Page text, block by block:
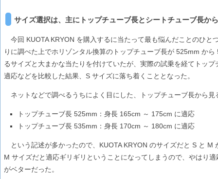
サイズ選択は、主にトップチューブ長とシートチューブ長か
今回 KUOTA KRYON を購入するに当たって最も悩んだことのひと
りに調べた上でホリゾンタル換算のトップチューブ長が 525mm か
るサイズと大まかな当たりを付けていたが、実際の試乗を経てトッ
適応などを比較した結果、S サイズに落ち着くこととなった。
ネットなどで調べるうちによく目にした、トップチューブ長から見
トップチューブ長 525mm：身長 165cm ～ 175cm に適応
トップチューブ長 535mm：身長 170cm ～ 180cm に適応
という記述が多かったので、KUOTA KRYON のサイズだと S と M
M サイズだと適応ギリギリということになってしまうので、やはり
がベターだった。